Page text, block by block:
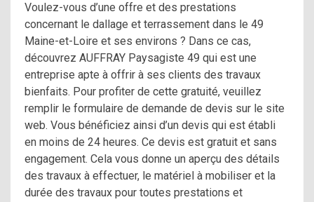
Voulez-vous d’une offre et des prestations
concernant le dallage et terrassement dans le 49
Maine-et-Loire et ses environs ? Dans ce cas,
découvrez AUFFRAY Paysagiste 49 qui est une
entreprise apte à offrir à ses clients des travaux
bienfaits. Pour profiter de cette gratuité, veuillez
remplir le formulaire de demande de devis sur le site
web. Vous bénéficiez ainsi d’un devis qui est établi
en moins de 24 heures. Ce devis est gratuit et sans
engagement. Cela vous donne un aperçu des détails
des travaux à effectuer, le matériel à mobiliser et la
durée des travaux pour toutes prestations et